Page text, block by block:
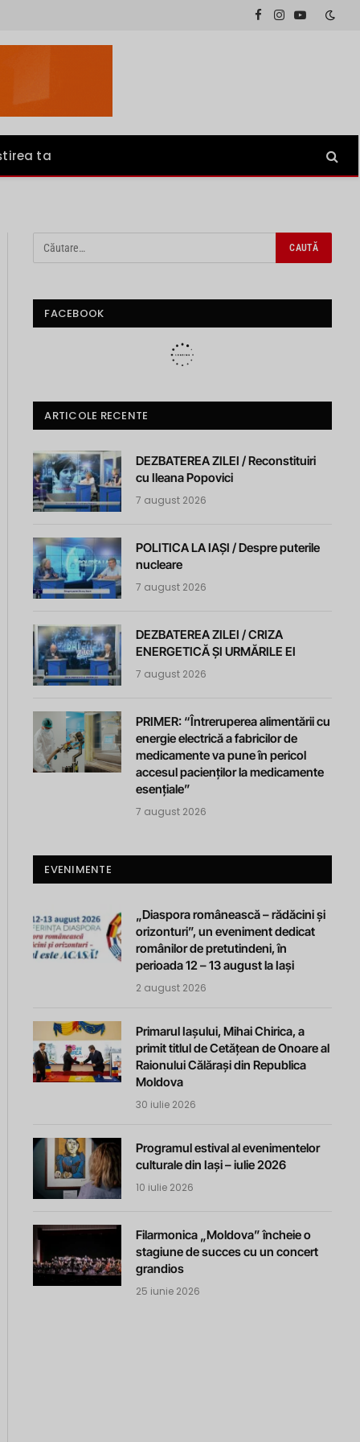
Facebook
InstagramYouTube
ta
FACEBOOK
ARTICOLE RECENTE
DEZBATEREA ZILEI / Reconstituiri
cu Ileana Popovici
7 august 2026
POLITICA LA IAȘI / Despre puterile
nucleare
7 august 2026
DEZBATEREA ZILEI / CRIZA
ENERGETICĂ ȘI URMĂRILE EI
7 august 2026
PRIMER: “Întreruperea alimentării cu
energie electrică a fabricilor de
medicamente va pune în pericol
accesul pacienților la medicamente
esențiale”
7 august 2026
EVENIMENTE
„Diaspora românească – rădăcini și
orizonturi”, un eveniment dedicat
românilor de pretutindeni, în
perioada 12 – 13 august la Iași
2 august 2026
Primarul Iașului, Mihai Chirica, a
primit titlul de Cetățean de Onoare al
Raionului Călărași din Republica
Moldova
30 iulie 2026
Programul estival al evenimentelor
culturale din Iași – iulie 2026
10 iulie 2026
Filarmonica „Moldova” încheie o
stagiune de succes cu un concert
grandios
25 iunie 2026